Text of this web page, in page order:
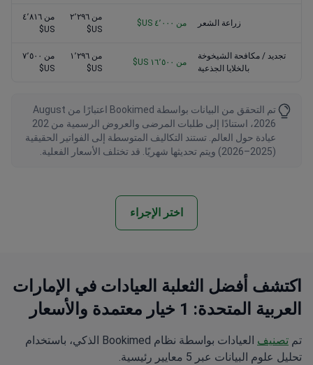
زراعة الشعر من ٤٬٠٠٠ US$
من ٢٬٢٩٦
US$
من ٤٬٨١٦
US$
تجديد / مكافحة الشيخوخة
بالخلايا الجذعية
من ١٦٬٥٠٠ US$
من ١٬٢٩٦
US$
من ٧٬٥٠٠
US$
تم التحقق من البيانات بواسطة Bookimed اعتبارًا من August
2026، استنادًا إلى طلبات المرضى والعروض الرسمية من 202
عيادة حول العالم. تستند التكاليف المتوسطة إلى الفواتير الحقيقية
(2025–2026) ويتم تحديثها شهريًا. قد تختلف الأسعار الفعلية.
اختر الإجراء
اكتشف أفضل الثعلبة العيادات في الإمارات
العربية المتحدة: 1 خيار معتمدة والأسعار
تم تصنيف
العيادات بواسطة نظام Bookimed الذكي، باستخدام
تحليل علوم البيانات عبر 5 معايير رئيسية.